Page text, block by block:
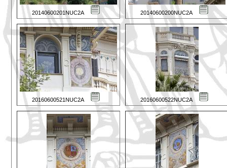
20140600201NUC2A 20140600200NUC2A
20160600521NUC2A 20160600522NUC2A